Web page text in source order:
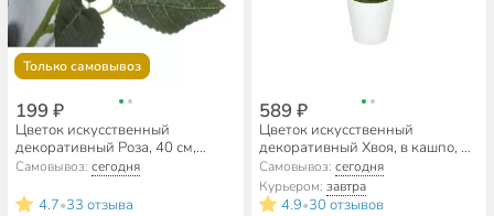
Только самовывоз
199 ₽
Цветок искусственный
декоративный Роза, 40 см,
розовый, Y4-5263
Самовывоз:сегодня
4.7•33 отзыва
589 ₽
Цветок искусственный
декоративный Хвоя, в кашпо, 38
см, Y6-2051
Самовывоз: сегодня
Курьером: завтра
4.9•30 отзывов